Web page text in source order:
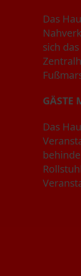
Das
sich
GÄSTE
Das